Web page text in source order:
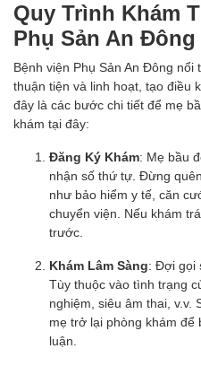
Quy Trình Khám
Phụ Sản An Đông
Bệnh viện Phụ Sản An Đông
thuận tiện và linh hoạt, tạo điều
đây là các bước chi tiết để mẹ
khám tại đây:
Đăng Ký Khám: Mẹ bầu
nhận số thứ tự. Đừng
như bảo hiểm y tế, căn
chuyển viện. Nếu khám
trước.
Khám Lâm Sàng: Đợi gọi
Tùy thuộc vào tình trạng
nghiệm, siêu âm thai, v.v.
mẹ trở lại phòng khám để
luận.